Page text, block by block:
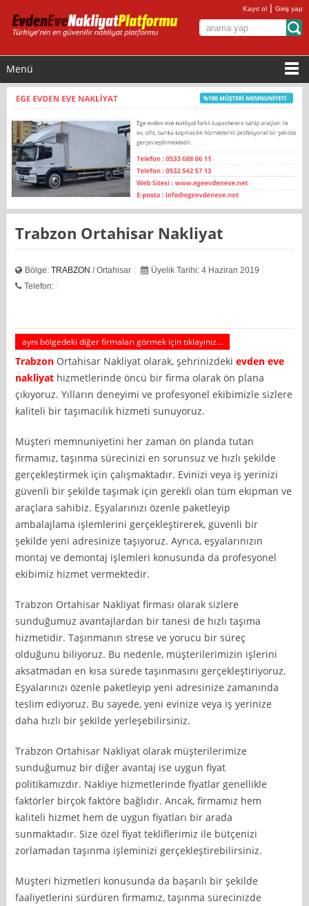
Kayıt ol |Giriş yap
Menü
Trabzon Ortahisar Nakliyat
Bölge:TRABZON / Ortahisar
Üyelik Tarihi: 4 Haziran 2019
Telefon:
aynı bölgedeki diğer firmaları görmek için tıklayınız...
Trabzon Ortahisar Nakliyat olarak, şehrinizdekievden eve
nakliyat hizmetlerinde öncü bir firma olarak ön plana
çıkıyoruz. Yılların deneyimi ve profesyonel ekibimizle sizlere
kaliteli bir taşımacılık hizmeti sunuyoruz.
Müşteri memnuniyetini her zaman ön planda tutan
firmamız, taşınma sürecinizi en sorunsuz ve hızlı şekilde
gerçekleştirmek için çalışmaktadır. Evinizi veya iş yerinizi
güvenli bir şekilde taşımak için gerekli olan tüm ekipman ve
araçlara sahibiz. Eşyalarınızı özenle paketleyip
ambalajlama işlemlerini gerçekleştirerek, güvenli bir
şekilde yeni adresinize taşıyoruz. Ayrıca, eşyalarınızın
montaj ve demontaj işlemleri konusunda da profesyonel
ekibimiz hizmet vermektedir.
Trabzon Ortahisar Nakliyat firması olarak sizlere
sunduğumuz avantajlardan bir tanesi de hızlı taşıma
hizmetidir. Taşınmanın strese ve yorucu bir süreç
olduğunu biliyoruz. Bu nedenle, müşterilerimizin işlerini
aksatmadan en kısa sürede taşınmasını gerçekleştiriyoruz.
Eşyalarınızı özenle paketleyip yeni adresinize zamanında
teslim ediyoruz. Bu sayede, yeni evinize veya iş yerinize
daha hızlı bir şekilde yerleşebilirsiniz.
Trabzon Ortahisar Nakliyat olarak müşterilerimize
sunduğumuz bir diğer avantaj ise uygun fiyat
politikamızdır. Nakliye hizmetlerinde fiyatlar genellikle
faktörler birçok faktöre bağlıdır. Ancak, firmamız hem
kaliteli hizmet hem de uygun fiyatları bir arada
sunmaktadır. Size özel fiyat tekliflerimiz ile bütçenizi
zorlamadan taşınma işleminizi gerçekleştirebilirsiniz.
Müşteri hizmetleri konusunda da başarılı bir şekilde
faaliyetlerini sürdüren firmamız, taşınma sürecinizde